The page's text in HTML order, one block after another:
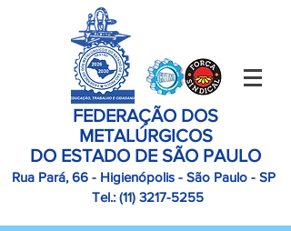
FEDERAÇÃO DOS
METALÚRGICOS
DO ESTADO DE SÃO PAULO
Rua Pará, 66 - Higienópolis - São Paulo - SP
Tel.: (11) 3217-5255